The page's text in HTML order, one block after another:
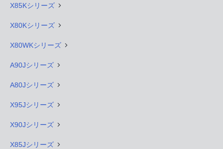
X85Kシリーズ
X80Kシリーズ
X80WKシリーズ
A90Jシリーズ
A80Jシリーズ
X95Jシリーズ
X90Jシリーズ
X85Jシリーズ